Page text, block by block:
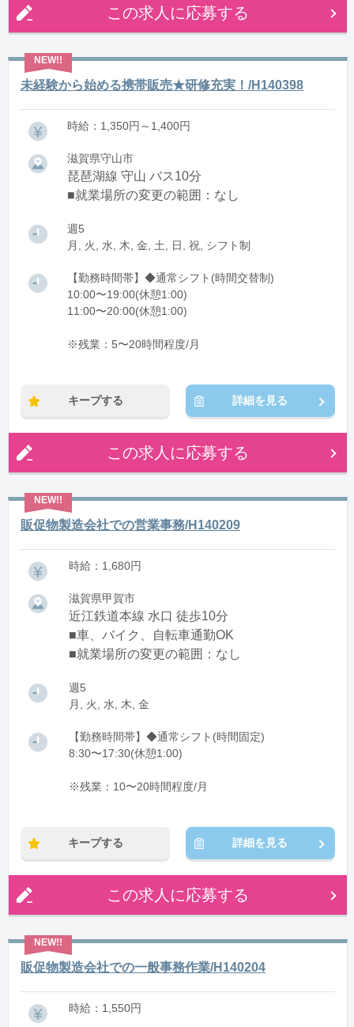
この求人に応募する
未経験から始める携帯販売★研修充実！/H140398
時給：1,350円～1,400円
滋賀県守山市
琵琶湖線 守山 バス10分
■就業場所の変更の範囲：なし
週5
月, 火, 水, 木, 金, 土, 日, 祝, シフト制
【勤務時間帯】◆通常シフト(時間交替制)
10:00〜19:00(休憩1:00)
11:00〜20:00(休憩1:00)
※残業：5〜20時間程度/月
キープする 詳細を見る
この求人に応募する
販促物製造会社での営業事務/H140209
時給：1,680円
滋賀県甲賀市
近江鉄道本線 水口 徒歩10分
■車、バイク、自転車通勤OK
■就業場所の変更の範囲：なし
週5
月, 火, 水, 木, 金
【勤務時間帯】◆通常シフト(時間固定)
8:30〜17:30(休憩1:00)
※残業：10〜20時間程度/月
キープする 詳細を見る
この求人に応募する
販促物製造会社での一般事務作業/H140204
時給：1,550円